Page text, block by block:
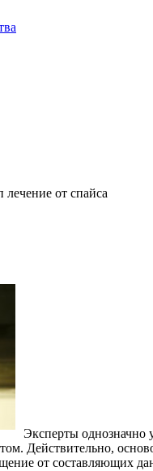
лечение от спайса
Эксперты однозначно
Действительно,
от составляющих